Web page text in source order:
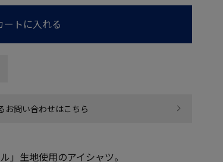
ートに入れる
お問い合わせはこちら
」生地使用のアイシャツ。